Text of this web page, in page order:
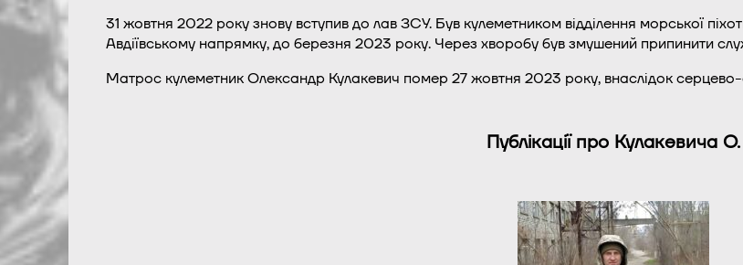
31 жовтня 2022 року знову вступив до лав ЗСУ. Був кулеметником відділення морської
Авдіївському напрямку, до березня 2023 року. Через хворобу був змушений припинити
Матрос кулеметник Олександр Кулакевич помер 27 жовтня 2023 року, внаслідок серцево-
Публікації про Кулакевича О.